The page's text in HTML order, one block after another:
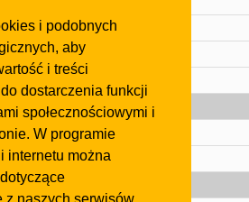
i podobnych
aby
i treści
dostarczenia funkcji
społecznościowymi i
W programie
internetu można
Kontakt
Regulamin
Gazeta
Olkusz
Kontakt
Strefa dla biznesu